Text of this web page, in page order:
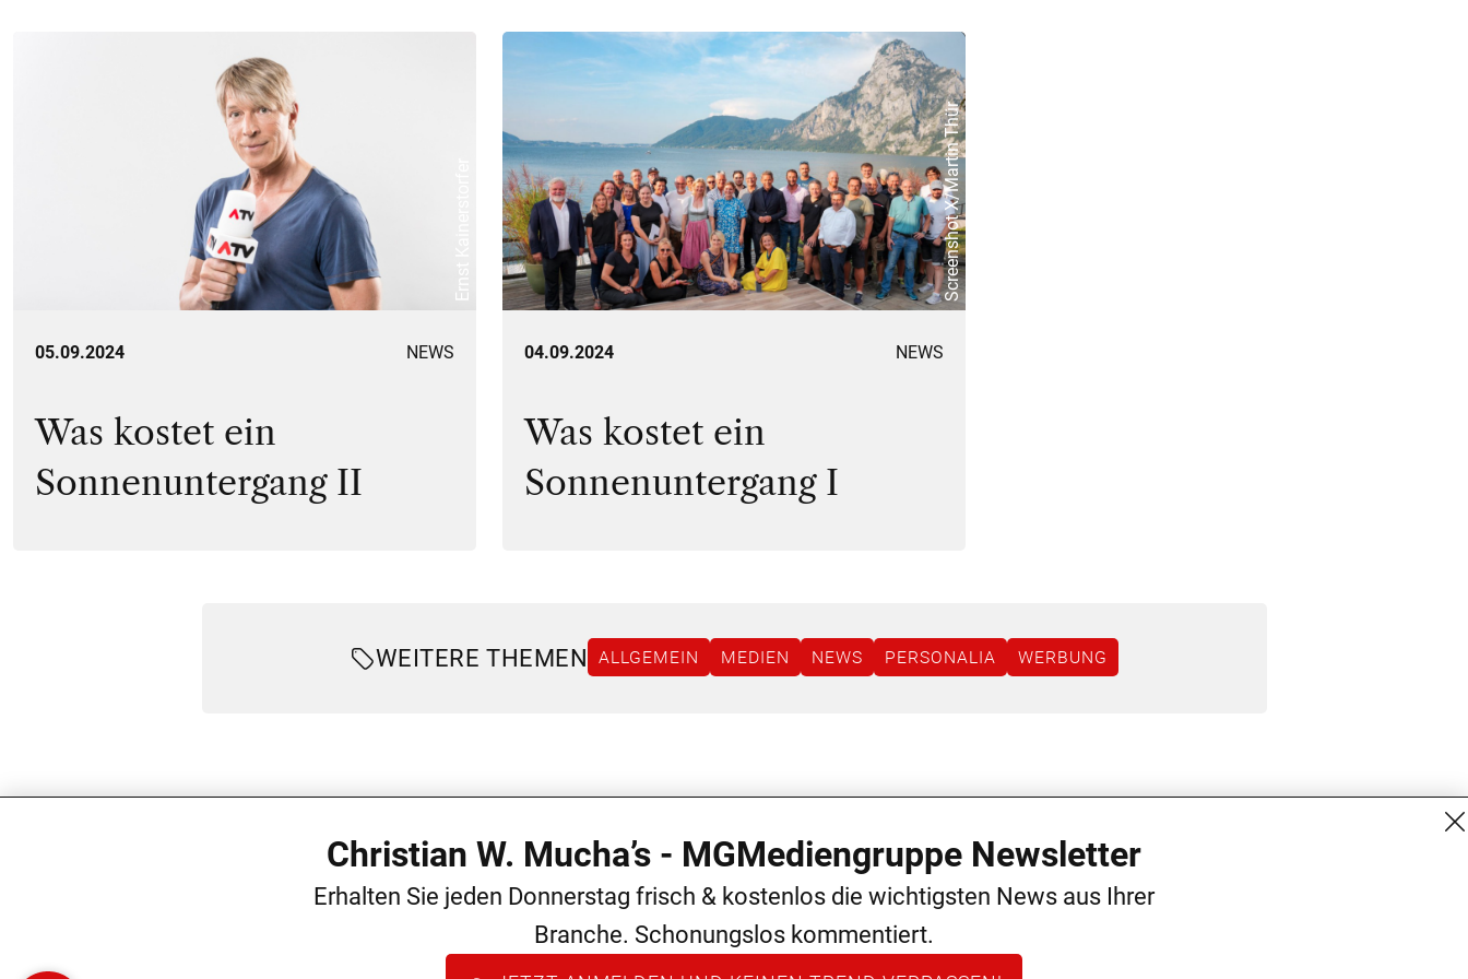
05.09.2024 NEWS
Was kostet ein
Sonnenuntergang II
Screenshot X/Martin Thür
04.09.2024 NEWS
Was kostet ein
Sonnenuntergang I
WEITERE THEMEN ALLGEMEIN MEDIEN NEWS PERSONALIA WERBUNG
Burgring 1/7
Christian W. Mucha’s - MGMediengruppe Newsletter
Erhalten Sie jeden Donnerstag frisch & kostenlos die wichtigsten News aus Ihrer
Branche. Schonungslos kommentiert.